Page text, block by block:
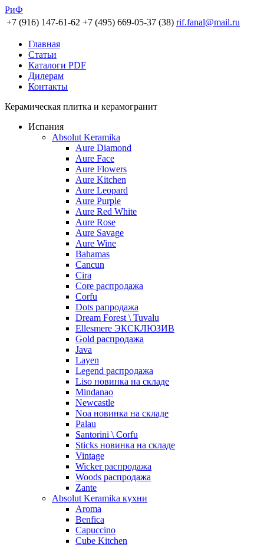
РиФ
+7 (916) 147-61-62 +7 (495) 669-05-37 (38) rif.fanal@mail.ru
Главная
Статьи
Каталоги PDF
Дилерам
Контакты
Керамическая плитка и керамогранит
Испания
Absolut Keramika
Aure Diamond
Aure Face
Aure Flowers
Aure Kitchen
Aure Leopard
Aure Purple
Aure Red White
Aure Rose
Aure Savage
Aure Wine
Bahamas
Cancun
Cira
Core распродажа
Corfu
Dots рапродажа
Dream Forest \ Tuvalu
Ellesmere ЭКСКЛЮЗИВ
Gold распродажа
Java
Layen
Legend распродажа
Liso новинка на складе
Mindanao
Newcastle
Noa новинка на складе
Palau
Santorini \ Corfu
Sticks новинка на складе
Vintage
Wicker распродажа
Woods распродажа
Zante
Absolut Keramika кухни
Aroma
Benfica
Capuccino
Cube Kitchen